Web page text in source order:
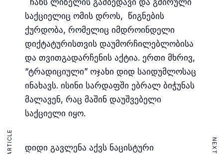
საქციელიც ომის დროს, წიგნების
ქურდობა, რომელიც იმდროინდელი
დიქტატურისთვის დაუმორჩილებლობისა
და თვითგადარჩენის აქტია. ერთი მხრივ,
“ტრადიციული” ოჯახი დიდ საიდუმლოსაც
ინახავს. ისინი სარდაფში ებრალ ბიჭუნას
მალავენ, რაც მაშინ დაუშვებელი
საქციელი იყო.
დიდი გავლენა აქვს ნაცისტური